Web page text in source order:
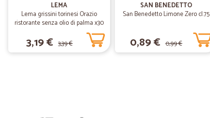
LEMA
Lema grissini torinesi Orazio
ristorante senza olio di palma x30
3,19 € 3,39 €
SAN BENEDETTO
San Benedetto Limone Zero cl.75
0,89 € 0,99 €